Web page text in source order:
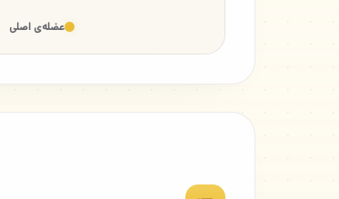
عضله‌ی اصلی